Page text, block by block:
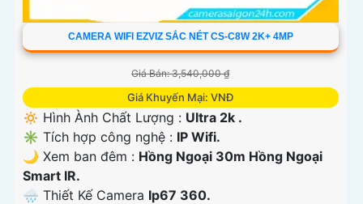
CAMERA WIFI EZVIZ SẮC NÉT CS-C8W 2K+ 4MP
Giá Bán: 3,540,000 ₫
Giá Khuyến Mại: VNĐ
🔅 Hình Ành Chất Lượng : Ultra 2k .
✳️ Tích hợp công nghệ : IP Wifi.
🌙 Xem ban đêm : Hồng Ngoại 30m Hồng Ngoại
Smart IR.
🌧️ Thiết Kế Camera Ip67 360.